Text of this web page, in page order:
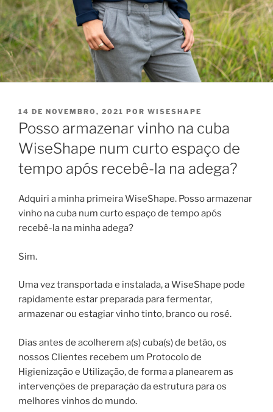
PUBLICADO
EM
14 DE NOVEMBRO, 2021 POR WISESHAPE
Posso armazenar vinho na cuba
WiseShape num curto espaço de
tempo após recebê-la na adega?
Adquiri a minha primeira WiseShape. Posso armazenar
vinho na cuba num curto espaço de tempo após
recebê-la na minha adega?
Sim.
Uma vez transportada e instalada, a WiseShape pode
rapidamente estar preparada para fermentar,
armazenar ou estagiar vinho tinto, branco ou rosé.
Dias antes de acolherem a(s) cuba(s) de betão, os
nossos Clientes recebem um Protocolo de
Higienização e Utilização, de forma a planearem as
intervenções de preparação da estrutura para os
melhores vinhos do mundo.